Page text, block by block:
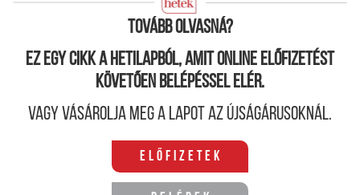
által szervezett, 110 járműből álló flottillához.
Tovább olvasná?
Ez egy cikk a hetilapból, amit online előfizetést
követően belépéssel elér.
Vagy vásárolja meg a lapot az újságárusoknál.
Előfizetek